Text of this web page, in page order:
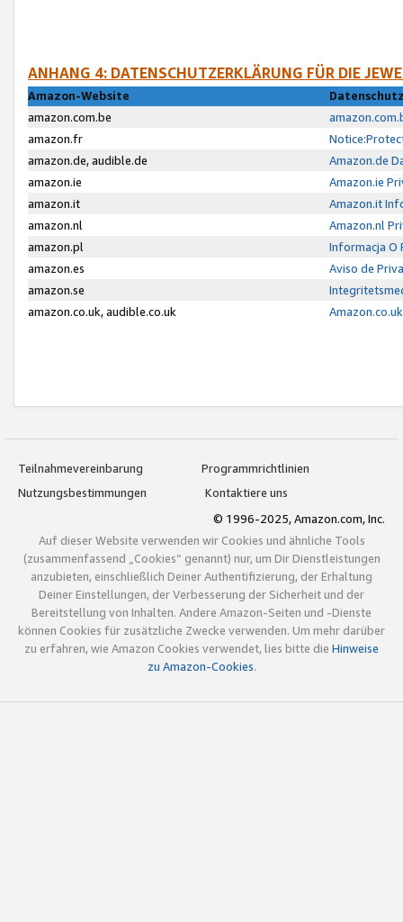
ANHANG 4: DATENSCHUTZERKLÄRUNG FÜR DIE
Amazon-Website
amazon.com.be
amazon.fr
amazon.de, audible.de
Amazon.de
amazon.ie
Amazon.ie
amazon.it
Amazon.it
amazon.nl
Amazon.nl
amazon.pl
Informacja O
amazon.es
Aviso de
amazon.se
amazon.co.uk, audible.co.uk
Teilnahmevereinbarung
Programmrichtlinien
Nutzungsbestimmungen
Kontaktiere uns
© 1996-2025, Amazon.com, Inc.
Auf dieser Website verwenden wir Cookies und ähnliche Tools
(zusammenfassend „Cookies“ genannt) nur, um Dir Dienstleistungen
anzubieten, einschließlich Deiner Authentifizierung, der Erhaltung
Deiner Einstellungen, der Verbesserung der Sicherheit und der
Bereitstellung von Inhalten. Andere Amazon-Seiten und -Dienste
können Cookies für zusätzliche Zwecke verwenden. Um mehr darüber
zu erfahren, wie Amazon Cookies verwendet, lies bitte die Hinweise
zu Amazon-Cookies.